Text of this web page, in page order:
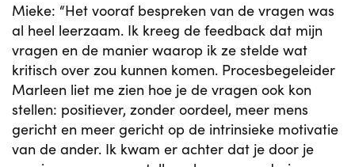
Mieke: “Het vooraf bespreken van de vragen was
al heel leerzaam. Ik kreeg de feedback dat mijn
vragen en de manier waarop ik ze stelde wat
kritisch over zou kunnen komen. Procesbegeleider
Marleen liet me zien hoe je de vragen ook kon
stellen: positiever, zonder oordeel, meer mens
gericht en meer gericht op de intrinsieke motivatie
van de ander. Ik kwam er achter dat je door je